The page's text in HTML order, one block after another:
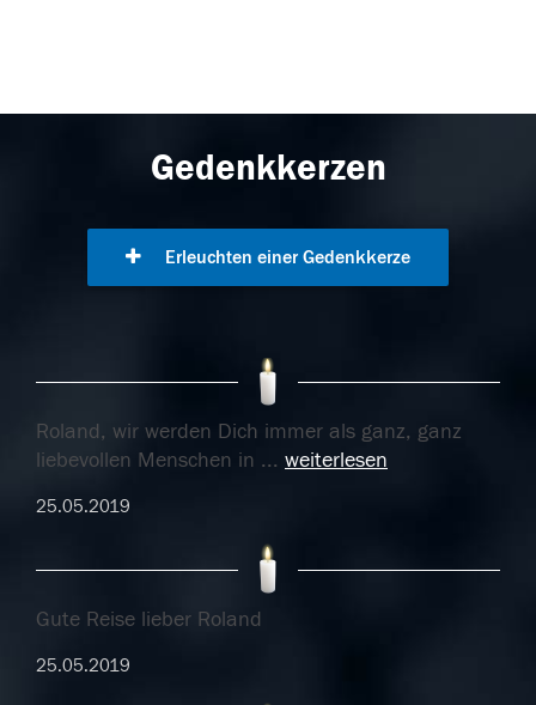
Gedenkkerzen
Erleuchten einer Gedenkkerze
Roland, wir werden Dich immer als ganz, ganz
liebevollen Menschen in ... weiterlesen
25.05.2019
Gute Reise lieber Roland
25.05.2019